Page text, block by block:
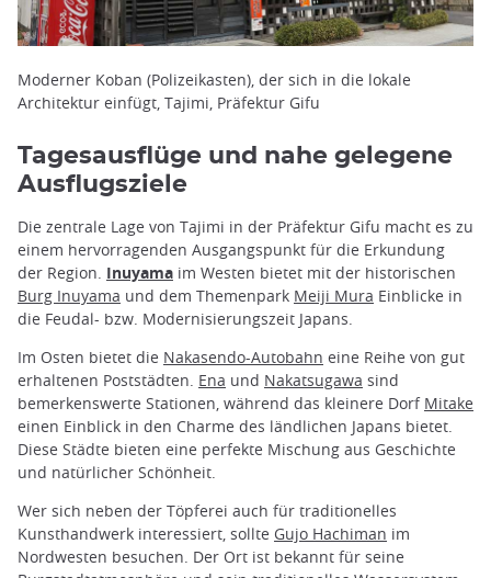
Moderner Koban (Polizeikasten), der sich in die lokale
Architektur einfügt, Tajimi, Präfektur Gifu
Tagesausflüge und nahe gelegene
Ausflugsziele
Die zentrale Lage von Tajimi in der Präfektur Gifu macht es zu
einem hervorragenden Ausgangspunkt für die Erkundung
der Region. Inuyama im Westen bietet mit der historischen
Burg Inuyama und dem Themenpark Meiji Mura Einblicke in
die Feudal- bzw. Modernisierungszeit Japans.
Im Osten bietet die Nakasendo-Autobahn eine Reihe von gut
erhaltenen Poststädten. Ena und Nakatsugawa sind
bemerkenswerte Stationen, während das kleinere Dorf Mitake
einen Einblick in den Charme des ländlichen Japans bietet.
Diese Städte bieten eine perfekte Mischung aus Geschichte
und natürlicher Schönheit.
Wer sich neben der Töpferei auch für traditionelles
Kunsthandwerk interessiert, sollte Gujo Hachiman im
Nordwesten besuchen. Der Ort ist bekannt für seine